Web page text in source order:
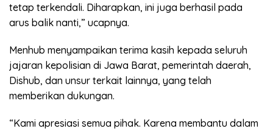
tetap terkendali. Diharapkan, ini juga berhasil pada
arus balik nanti,” ucapnya.
Menhub menyampaikan terima kasih kepada seluruh
jajaran kepolisian di Jawa Barat, pemerintah daerah,
Dishub, dan unsur terkait lainnya, yang telah
memberikan dukungan.
“Kami apresiasi semua pihak. Karena membantu dalam